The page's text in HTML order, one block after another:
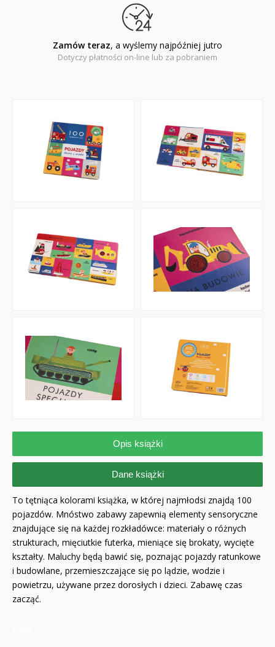
Zamów teraz, a wyślemy najpóźniej jutro
Dotyczy płatności on-line lub za pobraniem
Opis książki
Dane książki
To tętniąca kolorami książka, w której najmłodsi znajdą 100
pojazdów. Mnóstwo zabawy zapewnią elementy sensoryczne
znajdujące się na każdej rozkładówce: materiały o różnych
strukturach, mięciutkie futerka, mieniące się brokaty, wycięte
kształty. Maluchy będą bawić się, poznając pojazdy ratunkowe
i budowlane, przemieszczające się po lądzie, wodzie i
powietrzu, używane przez dorosłych i dzieci. Zabawę czas
zacząć.